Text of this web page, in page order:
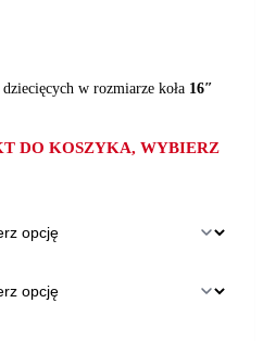
25,00 złw rozmiarze koła 16″
DO KOSZYKA, WYBIERZ